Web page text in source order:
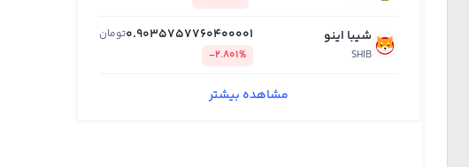
شیبا اینو
SHIB
0.9035757760400001تومان
-2.801%
مشاهده بیشتر